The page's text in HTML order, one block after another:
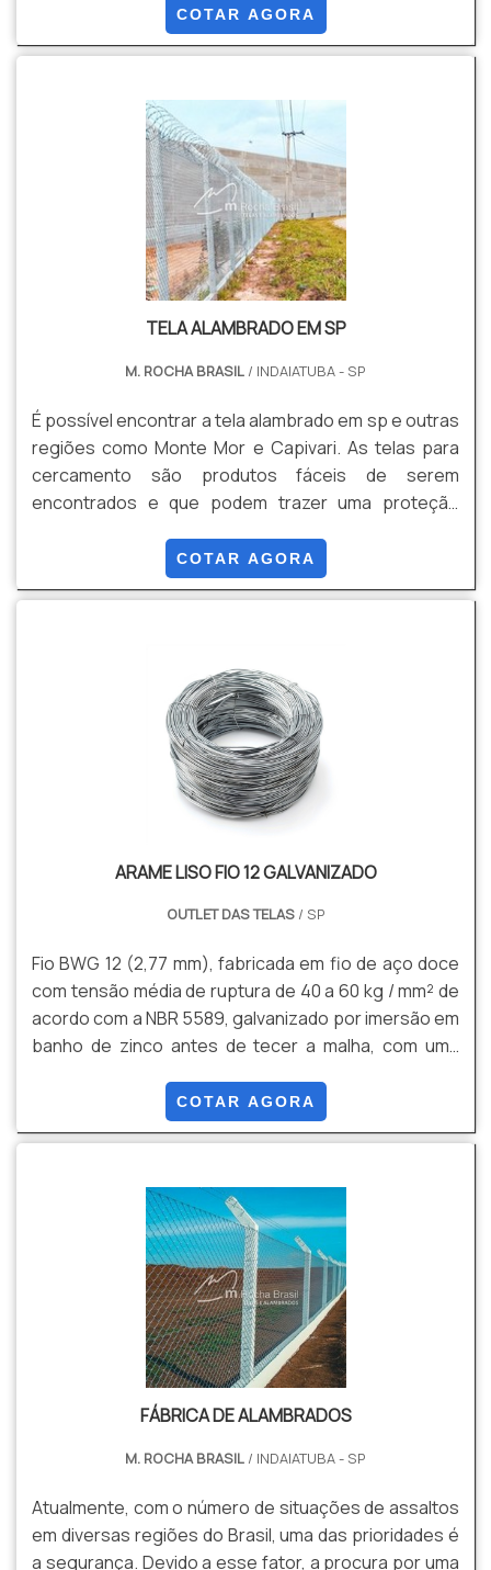
COTAR AGORA
TELA ALAMBRADO EM SP
M. ROCHA BRASIL / INDAIATUBA - SP
É possível encontrar a tela alambrado em sp e outras
regiões como Monte Mor e Capivari. As telas para
cercamento são produtos fáceis de serem
encontrados e que podem trazer uma proteção
empresa de pequeno, médio e grande porte.O
mercado especializado nesse segmento cresceu
aos seus compradores. Viver em um local seguro
com a família e aproveitar a área externa .
COTAR AGORA
ARAME LISO FIO 12 GALVANIZADO
OUTLET DAS TELAS/ SP
Fio BWG 12 (2,77 mm), fabricada em fio de aço doce
com tensão média de ruptura de 40 a 60 kg / mm² de
acordo com a NBR 5589, galvanizado por imersão em
banho de zinco antes de tecer a malha, com uma
COTAR AGORA
FÁBRICA DE ALAMBRADOS
M. ROCHA BRASIL / INDAIATUBA - SP
Atualmente, com o número de situações de assaltos
em diversas regiões do Brasil, uma das prioridades é
a segurança. Devido a esse fator, a procura por uma